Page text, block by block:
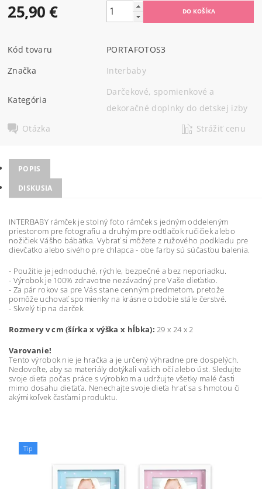
25,90 €
Kód tovaru
PORTAFOTOS3
Značka
Interbaby
Kategória
Darčekové, spomienkové a
dekoračné doplnky do detskej izby
Otázka
Strážiť cenu
POPIS
DISKUSIA
INTERBABY rámček je stolný foto rámček s jedným oddeleným
priestorom pre fotografiu a druhým pre odtlačok ručičiek alebo
nožičiek Vášho bábätka. Vybrať si môžete z ružového podkladu pre
dievčatko alebo sivého pre chlapca - obe farby sú súčasťou balenia.
- Použitie je jednoduché, rýchle, bezpečné a bez neporiadku.
- Výrobok je 100% zdravotne nezávadný pre Vaše dieťatko.
- Za pár rokov sa pre Vás stane cenným predmetom, pretože
pomôže uchovať spomienky na krásne obdobie stále čerstvé.
- Skvelý tip na darček.
Rozmery v cm (šírka x výška x hĺbka): 29 x 24 x 2
Varovanie!
Tento výrobok nie je hračka a je určený výhradne pre dospelých.
Nedovoľte, aby sa materiály dotýkali vašich očí alebo úst. Sledujte
svoje dieťa počas práce s výrobkom a udržujte všetky malé časti
mimo dosahu dieťaťa. Nenechajte svoje dieťa hrať sa s hmotou či
akýmikoľvek časťami produktu.
Tip